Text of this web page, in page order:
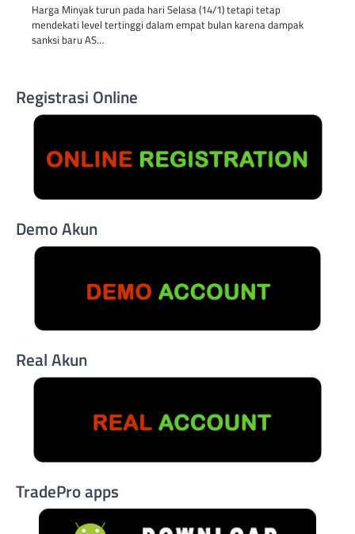
Harga Minyak turun pada hari Selasa (14/1) tetapi tetap
mendekati level tertinggi dalam empat bulan karena dampak
sanksi baru AS…
Registrasi Online
Demo Akun
Real Akun
TradePro apps